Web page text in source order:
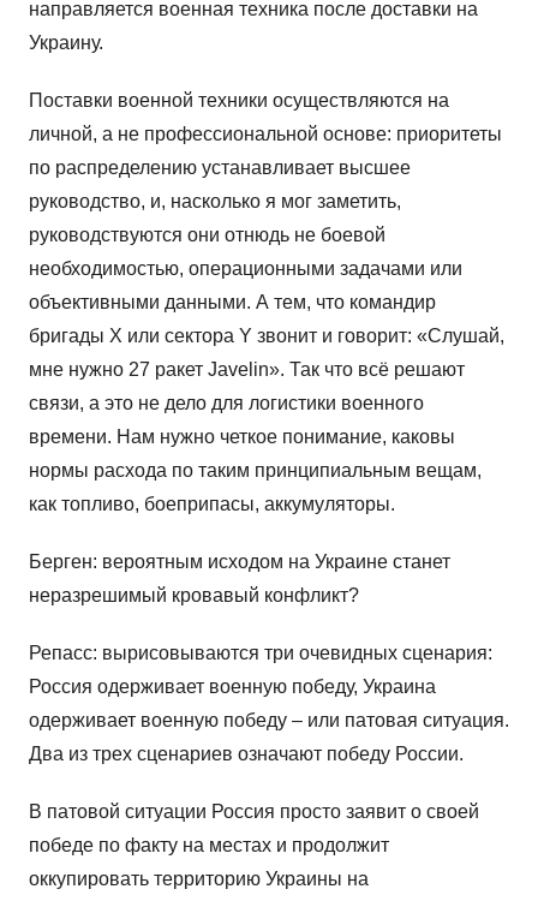
направляется военная техника после доставки на
Украину.
Поставки военной техники осуществляются на
личной, а не профессиональной основе: приоритеты
по распределению устанавливает высшее
руководство, и, насколько я мог заметить,
руководствуются они отнюдь не боевой
необходимостью, операционными задачами или
объективными данными. А тем, что командир
бригады X или сектора Y звонит и говорит: «Слушай,
мне нужно 27 ракет Javelin». Так что всё решают
связи, а это не дело для логистики военного
времени. Нам нужно четкое понимание, каковы
нормы расхода по таким принципиальным вещам,
как топливо, боеприпасы, аккумуляторы.
Берген: вероятным исходом на Украине станет
неразрешимый кровавый конфликт?
Репасс: вырисовываются три очевидных сценария:
Россия одерживает военную победу, Украина
одерживает военную победу – или патовая ситуация.
Два из трех сценариев означают победу России.
В патовой ситуации Россия просто заявит о своей
победе по факту на местах и продолжит
оккупировать территорию Украины на